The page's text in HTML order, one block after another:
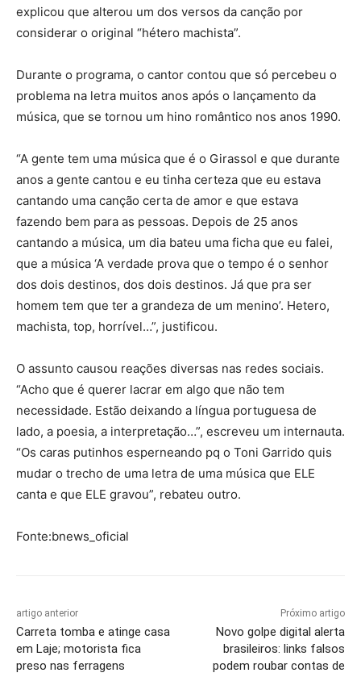
explicou que alterou um dos versos da canção por
considerar o original “hétero machista”.
Durante o programa, o cantor contou que só percebeu o
problema na letra muitos anos após o lançamento da
música, que se tornou um hino romântico nos anos 1990.
“A gente tem uma música que é o Girassol e que durante
anos a gente cantou e eu tinha certeza que eu estava
cantando uma canção certa de amor e que estava
fazendo bem para as pessoas. Depois de 25 anos
cantando a música, um dia bateu uma ficha que eu falei,
que a música ‘A verdade prova que o tempo é o senhor
dos dois destinos, dos dois destinos. Já que pra ser
homem tem que ter a grandeza de um menino’. Hetero,
machista, top, horrível…”, justificou.
O assunto causou reações diversas nas redes sociais.
“Acho que é querer lacrar em algo que não tem
necessidade. Estão deixando a língua portuguesa de
lado, a poesia, a interpretação…”, escreveu um internauta.
“Os caras putinhos esperneando pq o Toni Garrido quis
mudar o trecho de uma letra de uma música que ELE
canta e que ELE gravou”, rebateu outro.
Fonte:bnews_oficial
artigo anterior
Carreta tomba e atinge casa
em Laje; motorista fica
preso nas ferragens
Próximo artigo
Novo golpe digital alerta
brasileiros: links falsos
podem roubar contas de